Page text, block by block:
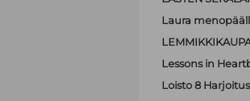
Laura
Lessons in
Loisto 8